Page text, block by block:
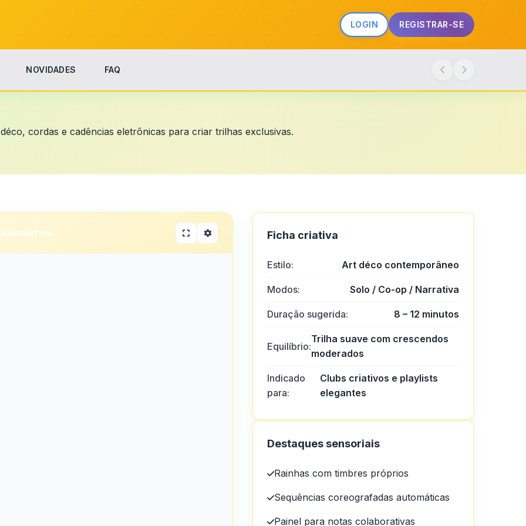
LOGIN REGISTRAR-SE
NOVIDADES FAQ
cordas e cadências eletrônicas para criar trilhas exclusivas.
Ficha criativa
Estilo: Art déco contemporâneo
Modos: Solo / Co-op / Narrativa
Duração sugerida: 8 – 12 minutos
Equilíbrio:
Trilha suave com crescendos
moderados
Indicado
para:
Clubs criativos e playlists
elegantes
Destaques sensoriais
Rainhas com timbres próprios
Sequências coreografadas automáticas
Painel para notas colaborativas